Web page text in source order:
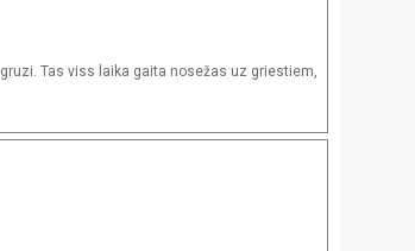
Tas viss laika gaita nosežas uz griestiem,